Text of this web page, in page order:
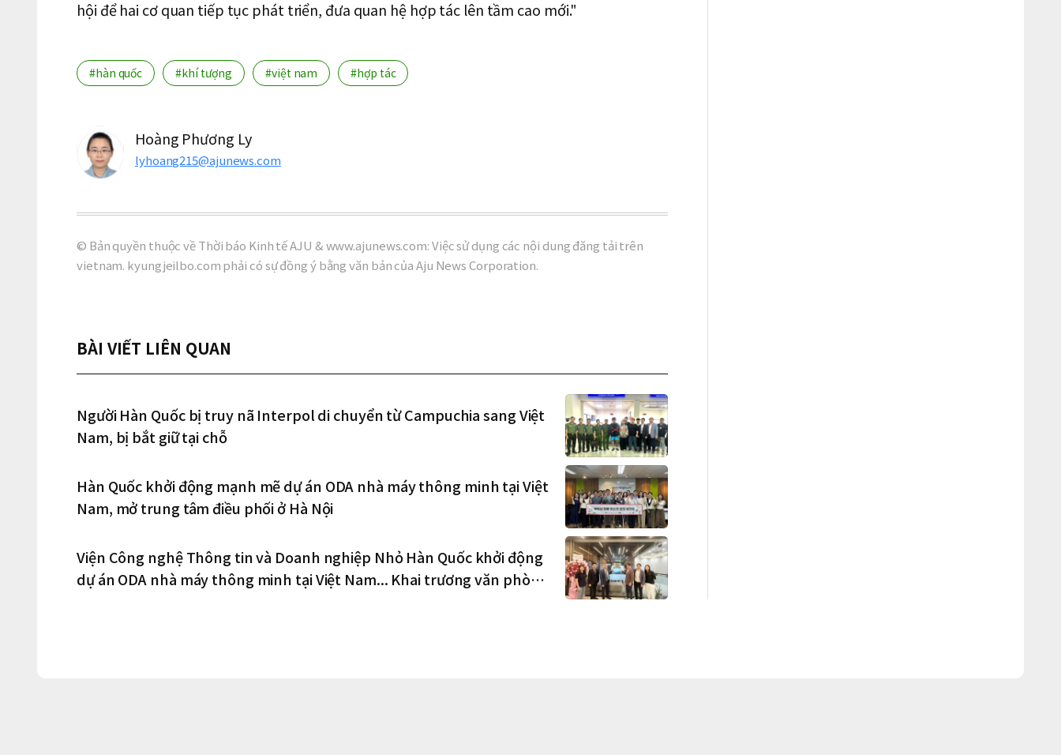
hội để hai cơ quan tiếp tục phát triển, đưa quan hệ hợp tác lên tầm cao mới."
#hàn quốc #khí tượng #việt nam #hợp tác
Hoàng Phương Ly
lyhoang215@ajunews.com
© Bản quyền thuộc về Thời báo Kinh tế AJU & www.ajunews.com: Việc sử dụng các nội dung đăng tải trên
vietnam. kyungjeilbo.com phải có sự đồng ý bằng văn bản của Aju News Corporation.
BÀI VIẾT LIÊN QUAN
Người Hàn Quốc bị truy nã Interpol di chuyển từ Campuchia sang Việt
Nam, bị bắt giữ tại chỗ
Hàn Quốc khởi động mạnh mẽ dự án ODA nhà máy thông minh tại Việt
Nam, mở trung tâm điều phối ở Hà Nội
Viện Công nghệ Thông tin và Doanh nghiệp Nhỏ Hàn Quốc khởi động
dự án ODA nhà máy thông minh tại Việt Nam... Khai trương văn phòng